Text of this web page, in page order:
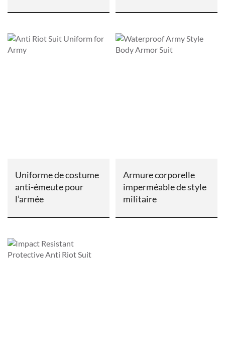
Uniforme de costume
anti-émeute pour
l’armée
Armure corporelle
imperméable de style
militaire